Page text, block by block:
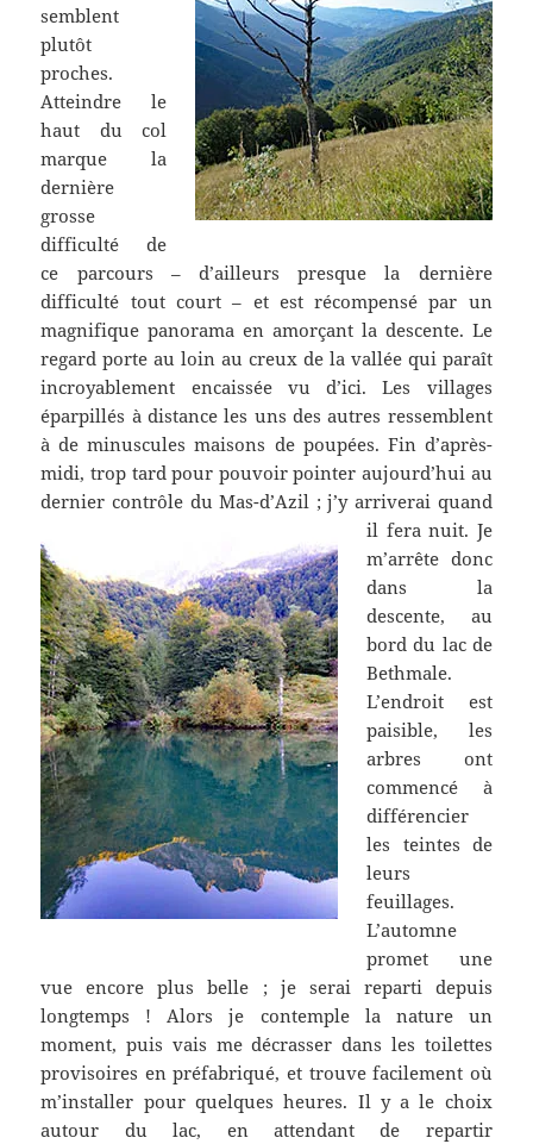
semblent
plutôt
proches.
Atteindre le
haut du col
marque la
dernière
grosse
difficulté de
ce parcours – d’ailleurs presque la dernière
difficulté tout court – et est récompensé par un
magnifique panorama en amorçant la descente. Le
regard porte au loin au creux de la vallée qui paraît
incroyablement encaissée vu d’ici. Les villages
éparpillés à distance les uns des autres ressemblent
à de minuscules maisons de poupées. Fin d’après-
midi, trop tard pour pouvoir pointer aujourd’hui au
dernier contrôle du Mas-d’Azil ; j’y arriverai quand
il fera nuit. Je
m’arrête donc
dans la
descente, au
bord du lac de
Bethmale.
L’endroit est
paisible, les
arbres ont
commencé à
différencier
les teintes de
leurs
feuillages.
L’automne
promet une
vue encore plus belle ; je serai reparti depuis
longtemps ! Alors je contemple la nature un
moment, puis vais me décrasser dans les toilettes
provisoires en préfabriqué, et trouve facilement où
m’installer pour quelques heures. Il y a le choix
autour du lac, en attendant de repartir